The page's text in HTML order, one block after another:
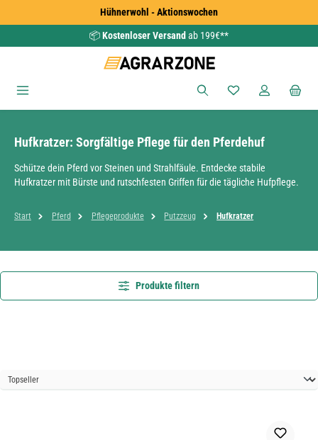
Zum Hauptinhalt springenHühnerwohl - Aktionswochen
📦Kostenloser Versand ab 199€**
Du hast 0
Hufkratzer: Sorgfältige Pflege für den Pferdehuf
Schütze dein Pferd vor Steinen und Strahlfäule. Entdecke stabile
Hufkratzer mit Bürste und rutschfesten Griffen für die tägliche Hufpflege.
Start Pferd Pflegeprodukte Putzzeug Hufkratzer
Produkte filtern